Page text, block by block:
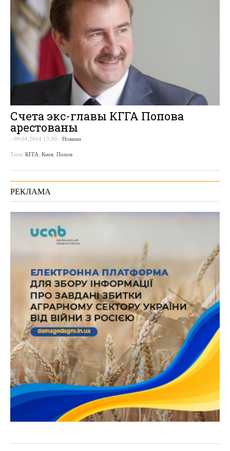
Счета экс-главы КГГА Попова
арестованы
- 09.04.2014 13:50 - Новини
Теги: КГГА, Киев, Попов
РЕКЛАМА